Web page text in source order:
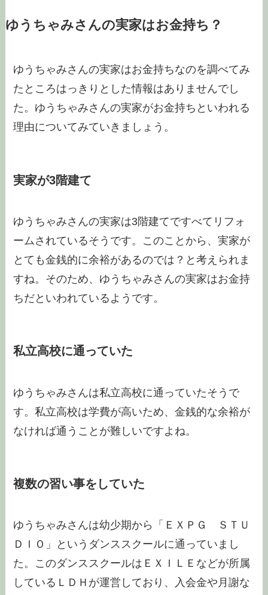
ゆうちゃみさんの実家はお金持ち？
ゆうちゃみさんの実家はお金持ちなのを調べてみ
たところはっきりとした情報はありませんでし
た。ゆうちゃみさんの実家がお金持ちといわれる
理由についてみていきましょう。
実家が3階建て
ゆうちゃみさんの実家は3階建てですべてリフォ
ームされているそうです。このことから、実家が
とても金銭的に余裕があるのでは？と考えられま
すね。そのため、ゆうちゃみさんの実家はお金持
ちだといわれているようです。
私立高校に通っていた
ゆうちゃみさんは私立高校に通っていたそうで
す。私立高校は学費が高いため、金銭的な余裕が
なければ通うことが難しいですよね。
複数の習い事をしていた
ゆうちゃみさんは幼少期から「ＥＸＰＧ ＳＴＵ
ＤＩＯ」というダンススクールに通っていまし
た。このダンススクールはＥＸＩＬＥなどが所属
しているＬＤＨが運営しており、入会金や月謝な